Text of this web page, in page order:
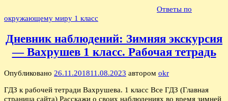
Ответы по
окружающему миру 1 класс
Дневник наблюдений: Зимняя экскурсия
— Вахрушев 1 класс. Рабочая тетрадь
Опубликовано 26.11.201811.08.2023 автором okr
ГДЗ к рабочей тетради Вахрушева. 1 класс Все ГДЗ (Главная
страница сайта) Расскажи о своих наблюдениях во время зимней